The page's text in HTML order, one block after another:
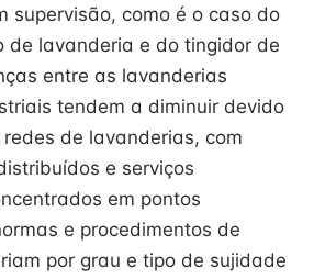
supervisão, como é o caso do
de lavanderia e do tingidor de
entre as lavanderias
tendem a diminuir devido
de lavanderias, com
e serviços
em pontos
e procedimentos de
por grau e tipo de sujidade